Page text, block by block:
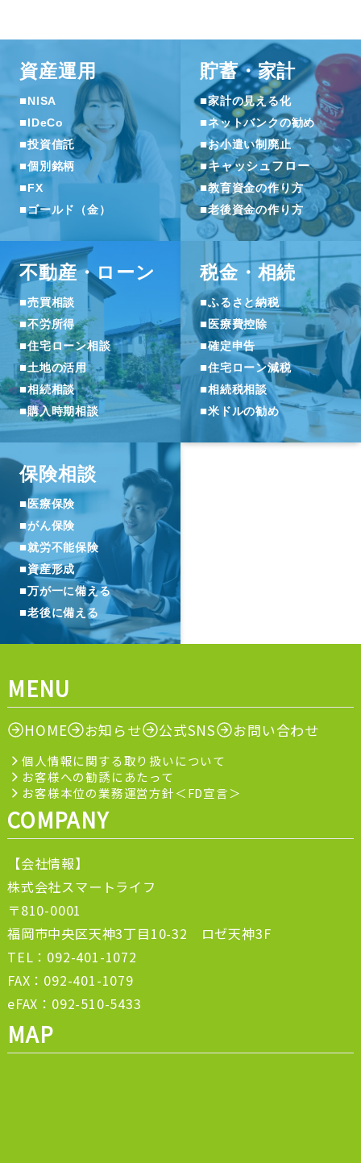
資産運用
■NISA
■IDeCo
■投資信託
■個別銘柄
■FX
■ゴールド（金）
貯蓄・家計
■家計の見える化
■ネットバンクの勧め
■お小遣い制廃止
■キャッシュフロー
■教育資金の作り方
■老後資金の作り方
不動産・ローン
■売買相談
■不労所得
■住宅ローン相談
■土地の活用
■相続相談
■購入時期相談
税金・相続
■ふるさと納税
■ 医療費控除
■確定申告
■住宅ローン減税
■相続税相談
■米ドルの勧め
保険相談
■医療保険
■がん保険
■就労不能保険
■資産形成
■万が一に備える
■老後に備える
MENU
HOME お知らせ 公式SNS お問い合わせ
個人情報に関する取り扱いについて
お客様への勧誘にあたって
お客様本位の業務運営方針＜FD宣言＞
COMPANY
【会社情報】
株式会社スマートライフ
〒810-0001
福岡市中央区天神3丁目10-32 ロゼ天神3F
TEL：092-401-1072
FAX：092-401-1079
eFAX：092-510-5433
MAP